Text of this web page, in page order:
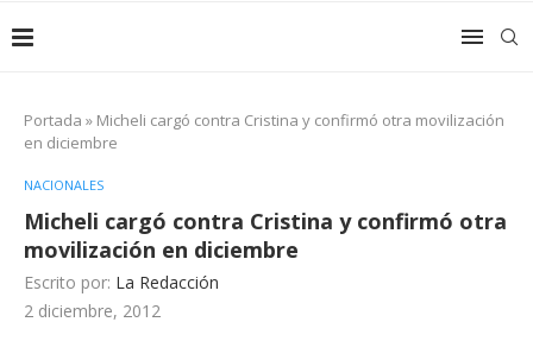
Portada » Micheli cargó contra Cristina y confirmó otra movilización
en diciembre
NACIONALES
Micheli cargó contra Cristina y confirmó otra
movilización en diciembre
Escrito por: La Redacción
2 diciembre, 2012